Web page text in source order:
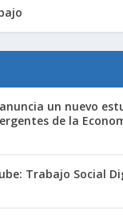
anuncia un nuevo
de la
Trabajo Social